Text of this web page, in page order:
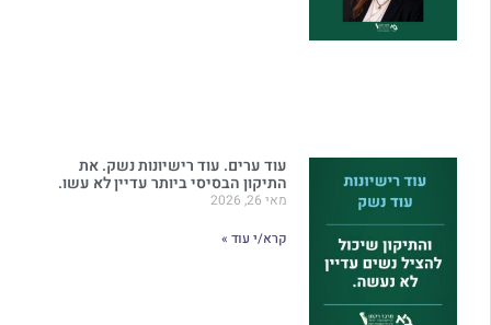
עוד ערים. עוד רישיונות נשק. את
התיקון הבסיסי ביותר עדיין לא עשו.
מאי 26, 2026
קרא/י עוד »